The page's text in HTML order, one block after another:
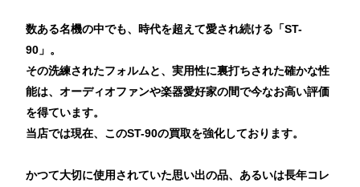
数ある名機の中でも、時代を超えて愛され続ける「ST-
90」。
その洗練されたフォルムと、実用性に裏打ちされた確かな性
能は、オーディオファンや楽器愛好家の間で今なお高い評価
を得ています。
当店では現在、このST-90の買取を強化しております。
かつて大切に使用されていた思い出の品、あるいは長年コレ